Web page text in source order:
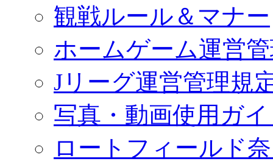
観戦ルール＆マナー
ホームゲーム運営
Jリーグ運営管理規
写真・動画使用ガ
ロートフィールド